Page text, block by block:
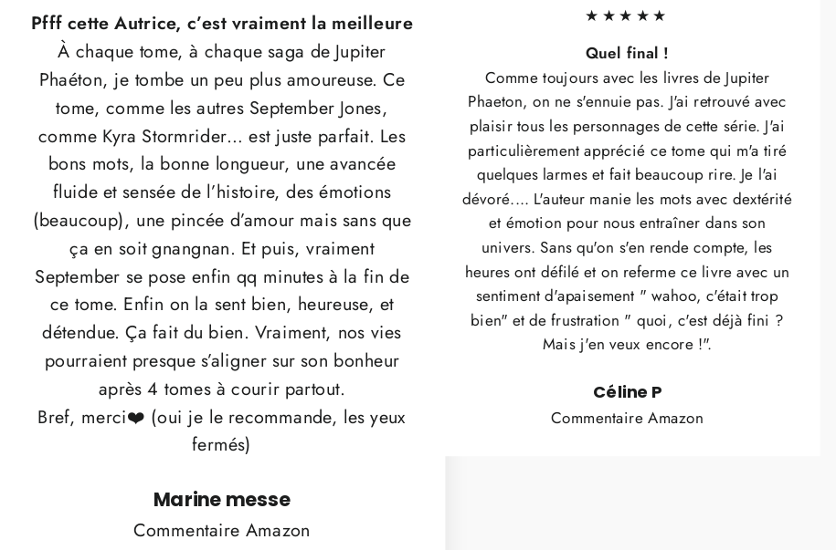
Pfff cette Autrice, c’est vraiment la meilleure
À chaque tome, à chaque saga de Jupiter
Phaéton, je tombe un peu plus amoureuse. Ce
tome, comme les autres September Jones,
comme Kyra Stormrider… est juste parfait. Les
bons mots, la bonne longueur, une avancée
fluide et sensée de l’histoire, des émotions
(beaucoup), une pincée d’amour mais sans que
ça en soit gnangnan. Et puis, vraiment
September se pose enfin qq minutes à la fin de
ce tome. Enfin on la sent bien, heureuse, et
détendue. Ça fait du bien. Vraiment, nos vies
pourraient presque s’aligner sur son bonheur
après 4 tomes à courir partout.
Bref, merci❤️ (oui je le recommande, les yeux
fermés)
Marine messe
Commentaire Amazon
★★★★★
Quel final !
Comme toujours avec les livres de Jupiter
Phaeton, on ne s'ennuie pas. J'ai retrouvé avec
plaisir tous les personnages de cette série. J'ai
particulièrement apprécié ce tome qui m'a tiré
quelques larmes et fait beaucoup rire. Je l'ai
dévoré.... L'auteur manie les mots avec dextérité
et émotion pour nous entraîner dans son
univers. Sans qu'on s'en rende compte, les
heures ont défilé et on referme ce livre avec un
sentiment d'apaisement " wahoo, c'était trop
bien" et de frustration " quoi, c'est déjà fini ?
Mais j'en veux encore !".
Céline P
Commentaire Amazon